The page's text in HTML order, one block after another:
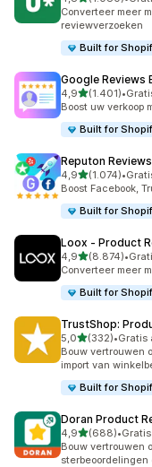
1080 recensies in
Converteer meer
reviewverzoeken
Built for
Google Reviews
4,9van 5 sterren
(1.401)
1401 recensies in
•
Boost uw verkoop
Built for
Reputon
4,9van 5 sterren
(1.074)
1074 recensies in
•
Boost Facebook,
Built for
Loox ‑ Product
4,9van 5 sterren
(8.874)
8874 recensies in
•
Converteer meer
Built for
TrustShop:
5,0van 5 sterren
(332)
332 recensies in
•Gratis
Bouw vertrouwen
import van
Built for
Doran Product
4,9van 5 sterren
(688)
688 recensies in
•Gratis
Bouw vertrouwen
sterbeoordelingen